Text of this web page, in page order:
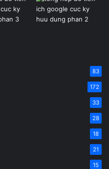
83
172
33
28
18
21
15